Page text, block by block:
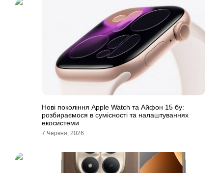
Нові покоління Apple Watch та Айфон 15 бу:
розбираємося в сумісності та налаштуваннях
екосистеми
7 Червня, 2026